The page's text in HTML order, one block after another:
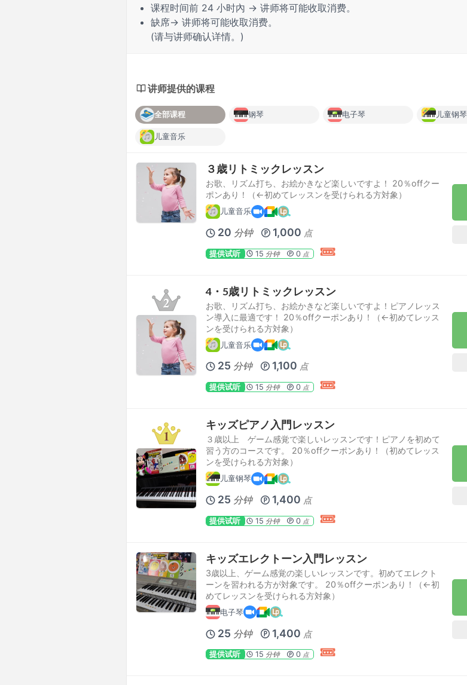
课程时间前 24 小时內 → 讲师将可能收取消费。
缺席→ 讲师将可能收取消费。
(请与讲师确认详情。)
讲师提供的课程
全部课程 钢琴 电子琴 儿童钢琴
儿童音乐
３歳リトミックレッスン
お歌、リズム打ち、お絵かきなど楽しいですよ！ 20％offクー
ポンあり！（←初めてレッスンを受けられる方対象）
儿童音乐
20 分钟 1,000 点
提供试听 15 分钟 0点
4・5歳リトミックレッスン
お歌、リズム打ち、お絵かきなど楽しいですよ！ピアノレッス
ン導入に最適です！ 20％offクーポンあり！（←初めてレッス
ンを受けられる方対象）
儿童音乐
25 分钟 1,100 点
提供试听 15 分钟 0点
キッズピアノ入門レッスン
３歳以上 ゲーム感覚で楽しいレッスンです！ピアノを初めて
習う方のコースです。 20％offクーポンあり！（初めてレッス
ンを受けられる方対象）
儿童钢琴
25 分钟 1,400 点
提供试听 15 分钟 0点
キッズエレクトーン入門レッスン
3歳以上、ゲーム感覚の楽しいレッスンです。初めてエレクト
ーンを習われる方が対象です。 20％offクーポンあり！（←初
めてレッスンを受けられる方対象）
电子琴
25 分钟 1,400 点
提供试听 15 分钟 0点